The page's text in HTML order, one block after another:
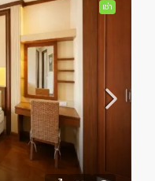
เช่า